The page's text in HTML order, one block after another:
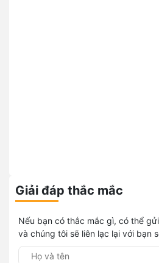
Giải đáp thắc mắc
Nếu bạn có thắc mắc gì, có thể
và chúng tôi sẽ liên lạc lại với bạn